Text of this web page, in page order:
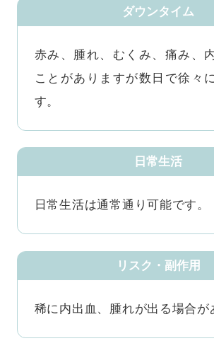
ダウンタイム
赤み、腫れ、むくみ、痛み、
ことがありますが数日で徐々
す。
日常生活
日常生活は通常通り可能です。
リスク・副作用
稀に内出血、腫れが出る場合が